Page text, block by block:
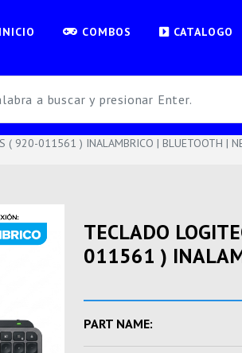
INICIO COMBOS CATALOGO
( 920-011561 ) INALAMBRICO | BLUETOOTH |
TECLADO
011561 )
PART NAME: